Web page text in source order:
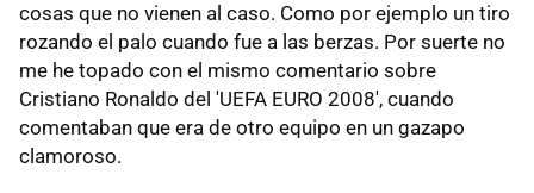
cosas que no vienen al caso. Como por ejemplo un tiro
rozando el palo cuando fue a las berzas. Por suerte no
me he topado con el mismo comentario sobre
Cristiano Ronaldo del 'UEFA EURO 2008', cuando
comentaban que era de otro equipo en un gazapo
clamoroso.